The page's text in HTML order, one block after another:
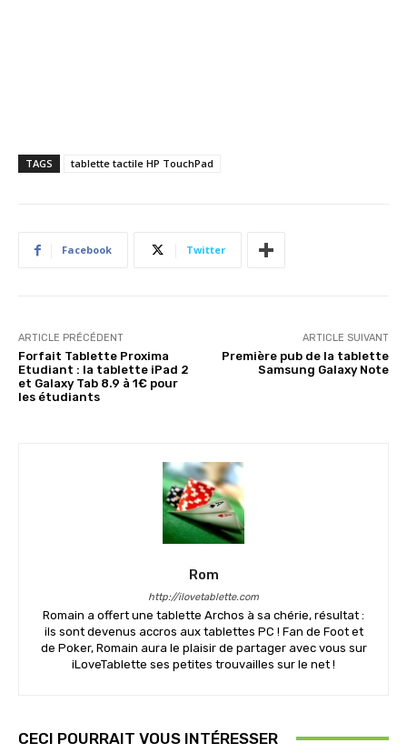
TAGS tablette tactile HP TouchPad
Facebook Twitter
ARTICLE PRÉCÉDENT
Forfait Tablette Proxima
Etudiant : la tablette iPad 2
et Galaxy Tab 8.9 à 1€ pour
les étudiants
ARTICLE SUIVANT
Première pub de la tablette
Samsung Galaxy Note
Rom
http://ilovetablette.com
Romain a offert une tablette Archos à sa chérie, résultat :
ils sont devenus accros aux tablettes PC ! Fan de Foot et
de Poker, Romain aura le plaisir de partager avec vous sur
iLoveTablette ses petites trouvailles sur le net !
CECI POURRAIT VOUS INTÉRESSER